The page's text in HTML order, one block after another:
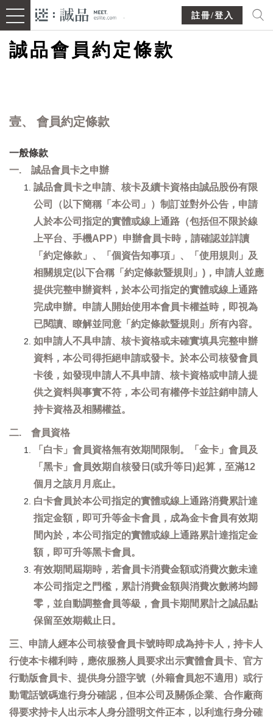
註冊/登入
誠品會員約定條款
壹、 會員約定條款
一般條款
一. 誠品會員卡之申辦
誠品會員卡之申請、核卡及續卡資格由誠品股份有限
公司（以下簡稱「本公司」）制訂並對外公告，申請
人於本公司指定的實體或線上通路（包括但不限於線
上平台、手機APP）申辦會員卡時，請確認並詳讀
「約定條款」、「個資告知事項」、「使用規則」及
相關規定(以下合稱「約定條款暨規則」)，申請人並應
提供完整申辦資料，於本公司指定的實體或線上通路
完成申辦。申請人開始使用本會員卡權益時，即視為
已閱讀、瞭解並同意「約定條款暨規則」所有內容。
如申請人不具申請、核卡資格或未確實填具完整申辦
資料，本公司得拒絕申請或發卡。於本公司核發會員
卡後，如發現申請人不具申請、核卡資格或申請人提
供之資料與事實不符，本公司有權停卡並註銷申請人
持卡資格及相關權益。
二. 會員資格
「白卡」會員資格無有效期間限制。「金卡」會員及
「黑卡」會員效期自核發日(或升等日)起算，至滿12
個月之該月月底止。
白卡會員於本公司指定的實體或線上通路消費累計達
指定金額，即可升等金卡會員，成為金卡會員有效期
間內於，本公司指定的實體或線上通路累計達指定金
額，即可升等黑卡會員。
有效期間屆期時，若會員卡消費金額或消費次數未達
本公司指定之門檻，累計消費金額與消費次數將均歸
零，並自動調整會員等級，會員卡期間累計之誠品點
保留至效期截止日。
三、申請人經本公司核發會員卡號時即成為持卡人，持卡人
行使本卡權利時，應依服務人員要求出示實體會員卡、官方
行動版會員卡、提供身分證字號（外籍會員恕不適用）或行
動電話號碼進行身分確認，但本公司及關係企業、合作廠商
得要求持卡人出示本人身分證明文件正本，以利進行身分確